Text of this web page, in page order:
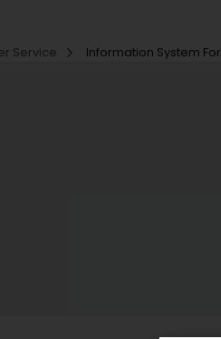
Service Information System